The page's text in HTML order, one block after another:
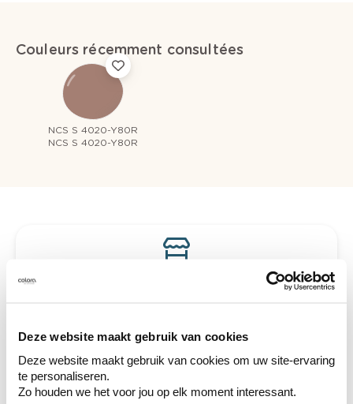
Deze website maakt gebruik van cookies
Deze website maakt gebruik van cookies om uw site-ervaring
te personaliseren.
Zo houden we het voor jou op elk moment interessant.
Couleurs récemment consultées
NCS S 4020-Y80R
NCS S 4020-Y80R
Voyez votre couleur en magasin
Découvrez des échantillons de votre
Voyez les nuances assorties pour affiner
Obtenez des conseils personnalisés sur la
combinaison de couleurs.